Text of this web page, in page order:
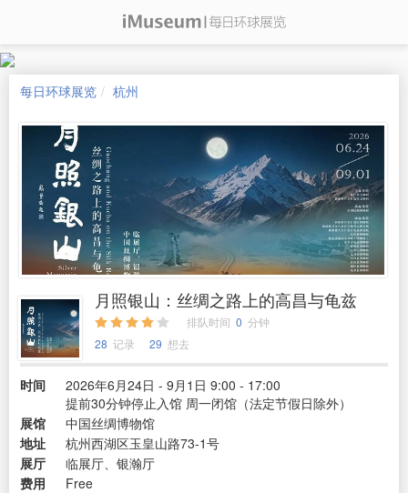
每日环球展览 杭州
月照银山：丝绸之路上的高昌与龟兹
排队时间 0 分钟
28 记录 29 想去
时间
2026年6月24日 - 9月1日 9:00 - 17:00
提前30分钟停止入馆 周一闭馆（法定节假日除外）
展馆
中国丝绸博物馆
地址
杭州西湖区玉皇山路73-1号
展厅
临展厅、银瀚厅
费用
Free